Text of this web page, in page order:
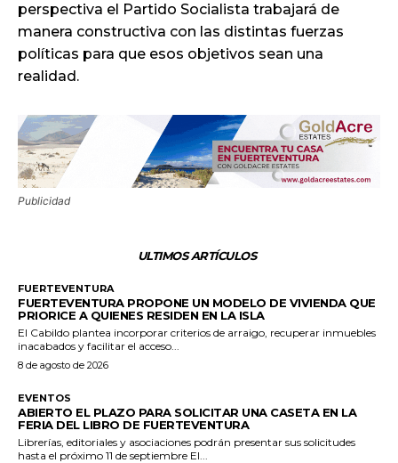
perspectiva el Partido Socialista trabajará de
manera constructiva con las distintas fuerzas
políticas para que esos objetivos sean una
realidad.
Publicidad
ULTIMOS ARTÍCULOS
FUERTEVENTURA
FUERTEVENTURA PROPONE UN MODELO DE VIVIENDA QUE
PRIORICE A QUIENES RESIDEN EN LA ISLA
El Cabildo plantea incorporar criterios de arraigo, recuperar inmuebles
inacabados y facilitar el acceso...
8 de agosto de 2026
EVENTOS
ABIERTO EL PLAZO PARA SOLICITAR UNA CASETA EN LA
FERIA DEL LIBRO DE FUERTEVENTURA
Librerías, editoriales y asociaciones podrán presentar sus solicitudes
hasta el próximo 11 de septiembre El...